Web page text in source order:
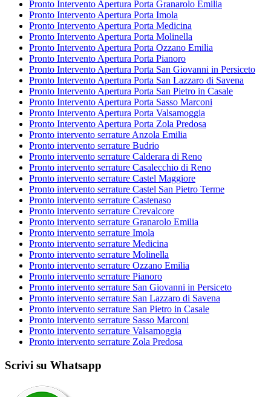
Pronto Intervento Apertura Porta Granarolo Emilia
Pronto Intervento Apertura Porta Imola
Pronto Intervento Apertura Porta Medicina
Pronto Intervento Apertura Porta Molinella
Pronto Intervento Apertura Porta Ozzano Emilia
Pronto Intervento Apertura Porta Pianoro
Pronto Intervento Apertura Porta San Giovanni in Persiceto
Pronto Intervento Apertura Porta San Lazzaro di Savena
Pronto Intervento Apertura Porta San Pietro in Casale
Pronto Intervento Apertura Porta Sasso Marconi
Pronto Intervento Apertura Porta Valsamoggia
Pronto Intervento Apertura Porta Zola Predosa
Pronto intervento serrature Anzola Emilia
Pronto intervento serrature Budrio
Pronto intervento serrature Calderara di Reno
Pronto intervento serrature Casalecchio di Reno
Pronto intervento serrature Castel Maggiore
Pronto intervento serrature Castel San Pietro Terme
Pronto intervento serrature Castenaso
Pronto intervento serrature Crevalcore
Pronto intervento serrature Granarolo Emilia
Pronto intervento serrature Imola
Pronto intervento serrature Medicina
Pronto intervento serrature Molinella
Pronto intervento serrature Ozzano Emilia
Pronto intervento serrature Pianoro
Pronto intervento serrature San Giovanni in Persiceto
Pronto intervento serrature San Lazzaro di Savena
Pronto intervento serrature San Pietro in Casale
Pronto intervento serrature Sasso Marconi
Pronto intervento serrature Valsamoggia
Pronto intervento serrature Zola Predosa
Scrivi su Whatsapp